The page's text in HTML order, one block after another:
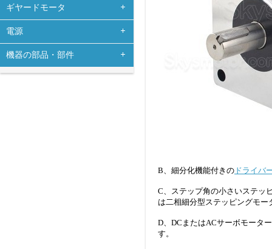
ギヤードモータ
電源
機器の部品・部件
B、細分化機能付きの ドライバ
C、ステップ角の小さいステッ
は二相細分型ステッピングモー
D、DCまたはACサーボモータ
す。